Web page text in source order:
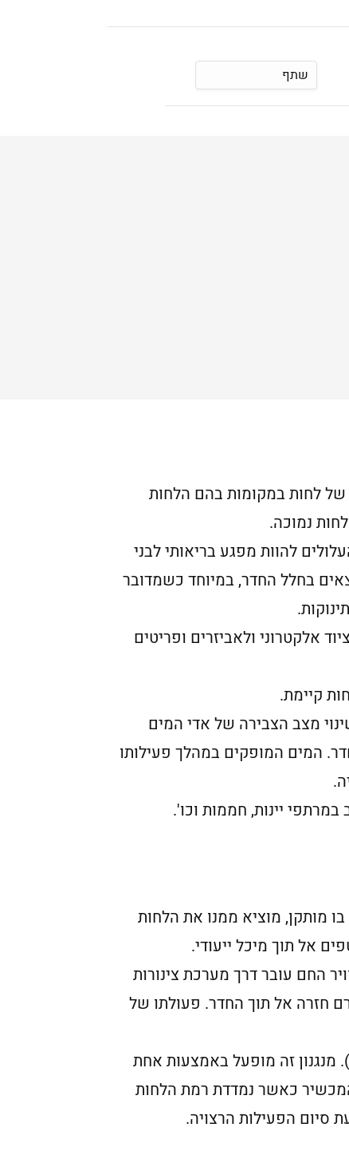
שתף
של לחות במקומות בהם הלחות
נמוכה.
להוות מפגע בריאותי לבני
בחלל החדר, במיוחד כשמדובר
אלקטרוני ולאביזרים ופריטים
קיימת.
מצב הצבירה של אדי המים
המים המופקים במהלך פעילותו
יינות, חממות וכו'.
מותקן, מוציא ממנו את הלחות
אל תוך מיכל ייעודי.
החם עובר דרך מערכת צינורות
חזרה אל תוך החדר. פעולתו של
מנגנון זה מופעל באמצעות אחת
כאשר נמדדת רמת הלחות
סיום הפעילות הרצויה.